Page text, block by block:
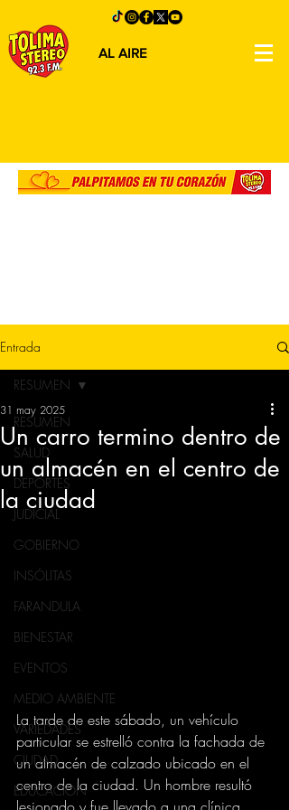
AL AIRE
Entrada
RESUMEN
SALUD
DEPORTES
JUDICIAL
GOBIERNO
INSÓLITAS
FARANDULA
BIENESTAR
EVENTOS
MEDIO AMBIENTE
VARIEDADES
CIUDAD
EDUCACION
RESUMEN
Un carro termino dentro de
un almacén en el centro de
la ciudad
31 may 2025
La tarde de este sábado, un vehículo
particular se estrelló contra la fachada de
un almacén de calzado ubicado en el
centro de la ciudad. Un hombre resultó